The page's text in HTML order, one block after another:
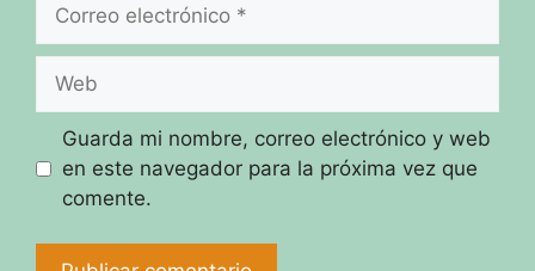
electrónico
Guarda mi nombre, correo electrónico y web
en este navegador para la próxima vez que
comente.